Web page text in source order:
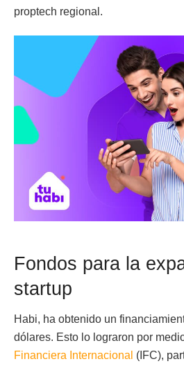
proptech regional.
Fondos para la
startup
Habi, ha obtenido un
dólares. Esto lo lograron por
Financiera Internacional (IFC),